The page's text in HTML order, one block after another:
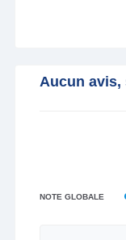
Aucun avis,
NOTE GLOBALE